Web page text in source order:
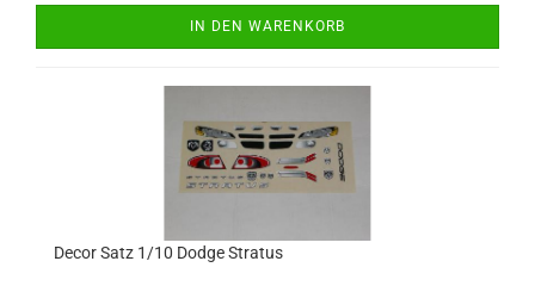
IN DEN WARENKORB
Decor Satz 1/10 Dodge Stratus